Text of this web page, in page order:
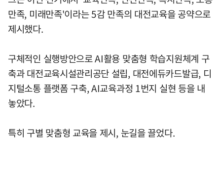
만족, 미래만족'이라는 5감 만족의 대전교육을 공약으로
제시했다.
구체적인 실행방안으로 AI활용 맞춤형 학습지원체계 구
축과 대전교육시설관리공단 설립, 대전에듀카드발급, 디
지털소통 플랫폼 구축, AI교육과정 1번지 실현 등을 내
놓았다.
특히 구별 맞춤형 교육을 제시, 눈길을 끌었다.